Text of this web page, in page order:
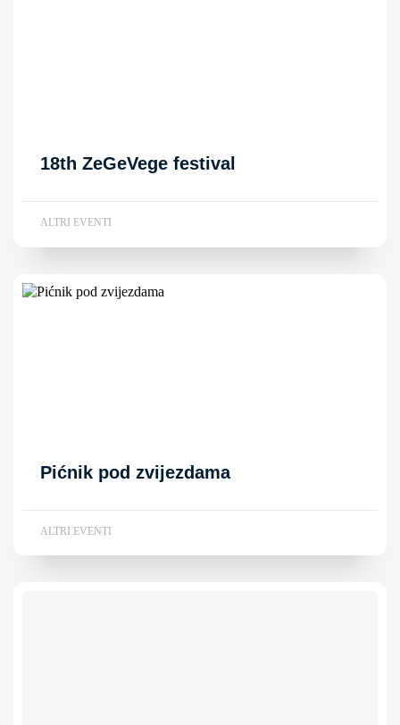
18th ZeGeVege festival
ALTRI EVENTI
Pićnik pod zvijezdama
ALTRI EVENTI